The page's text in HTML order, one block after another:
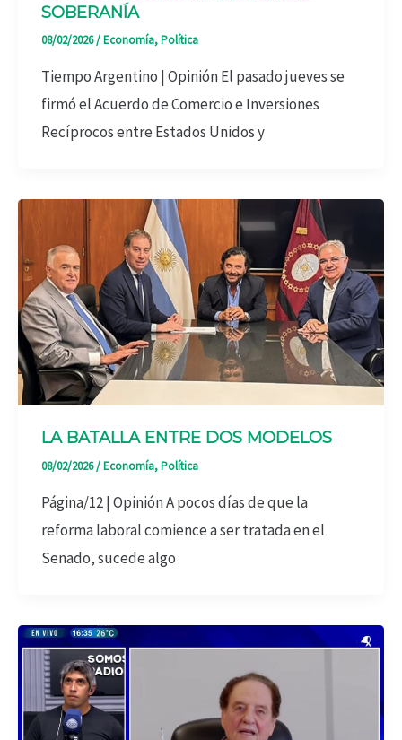
SOBERANÍA
08/02/2026/Economía,Política
Tiempo Argentino | Opinión El pasado jueves se
firmó el Acuerdo de Comercio e Inversiones
Recíprocos entre Estados Unidos y
LA BATALLA ENTRE DOS MODELOS
08/02/2026/Economía,Política
Página/12 | Opinión A pocos días de que la
reforma laboral comience a ser tratada en el
Senado, sucede algo